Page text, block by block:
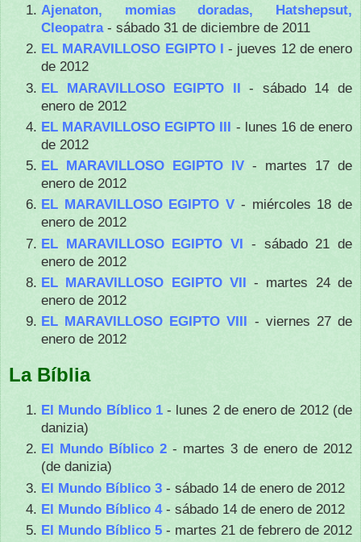
Ajenaton, momias doradas, Hatshepsut,
Cleopatra- sábado 31 de diciembre de 2011
EL MARAVILLOSO EGIPTO I - jueves 12 de enero
de 2012
EL MARAVILLOSO EGIPTO II - sábado 14 de
enero de 2012
EL MARAVILLOSO EGIPTO III - lunes 16 de enero
de 2012
EL MARAVILLOSO EGIPTO IV - martes 17 de
enero de 2012
EL MARAVILLOSO EGIPTO V - miércoles 18 de
enero de 2012
EL MARAVILLOSO EGIPTO VI - sábado 21 de
enero de 2012
EL MARAVILLOSO EGIPTO VII - martes 24 de
enero de 2012
EL MARAVILLOSO EGIPTO VIII - viernes 27 de
enero de 2012
La Bíblia
El Mundo Bíblico 1- lunes 2 de enero de 2012 (de
danizia)
El Mundo Bíblico 2 - martes 3 de enero de 2012
(de danizia)
El Mundo Bíblico 3 - sábado 14 de enero de 2012
El Mundo Bíblico 4- sábado 14 de enero de 2012
El Mundo Bíblico 5 - martes 21 de febrero de 2012